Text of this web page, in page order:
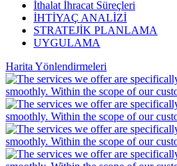
İthalat İhracat Süreçleri
İHTİYAÇ ANALİZİ
STRATEJİK PLANLAMA
UYGULAMA
Harita Yönlendirmeleri